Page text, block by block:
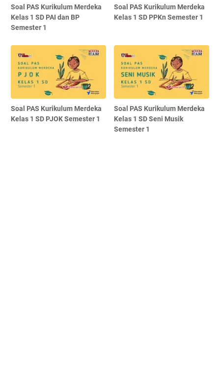
Soal PAS Kurikulum Merdeka
Kelas 1 SD PAI dan BP
Semester 1
Soal PAS Kurikulum Merdeka
Kelas 1 SD PPKn Semester 1
Soal PAS Kurikulum Merdeka
Kelas 1 SD PJOK Semester 1
Soal PAS Kurikulum Merdeka
Kelas 1 SD Seni Musik
Semester 1